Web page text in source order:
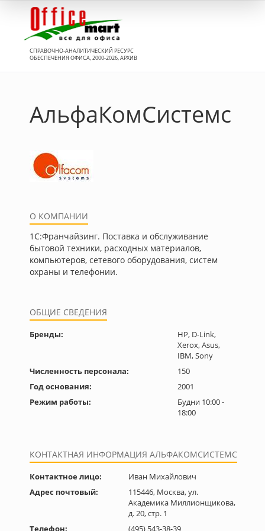
СПРАВОЧНО-АНАЛИТИЧЕСКИЙ РЕСУРС
ОБЕСПЕЧЕНИЯ ОФИСА, 2000-2026, АРХИВ
АльфаКомСистемс
О КОМПАНИИ
1С:Франчайзинг. Поставка и обслуживание
бытовой техники, расходных материалов,
компьютеров, сетевого оборудования, систем
охраны и телефонии.
ОБЩИЕ СВЕДЕНИЯ
Бренды:
HP, D-Link,
Xerox, Asus,
IBM, Sony
Численность персонала:
150
Год основания:
2001
Режим работы:
Будни 10:00 -
18:00
КОНТАКТНАЯ ИНФОРМАЦИЯ АЛЬФАКОМСИСТЕМС
Контактное лицо:
Иван Михайлович
Адрес почтовый:
115446, Москва, ул.
Академика Миллионщикова,
д. 20, стр. 1
Телефон:
(495) 543-38-39